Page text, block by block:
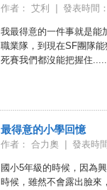
作者： 艾利 發表時間
我最得意的一件事就是能
職業隊，到現在SF團隊
死賽我們都沒能把握住
最得意的小學回憶
作者： 合力奧 發表時
國小5年級的時候，因為
時候，雖然不會露出臉來